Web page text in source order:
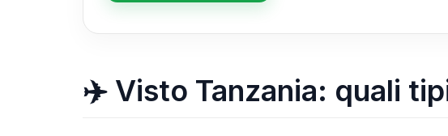
✈️ Visto Tanzania: quali